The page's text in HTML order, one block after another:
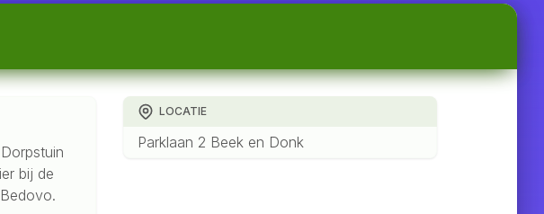
bij de
LOCATIE
Parklaan 2 Beek en Donk